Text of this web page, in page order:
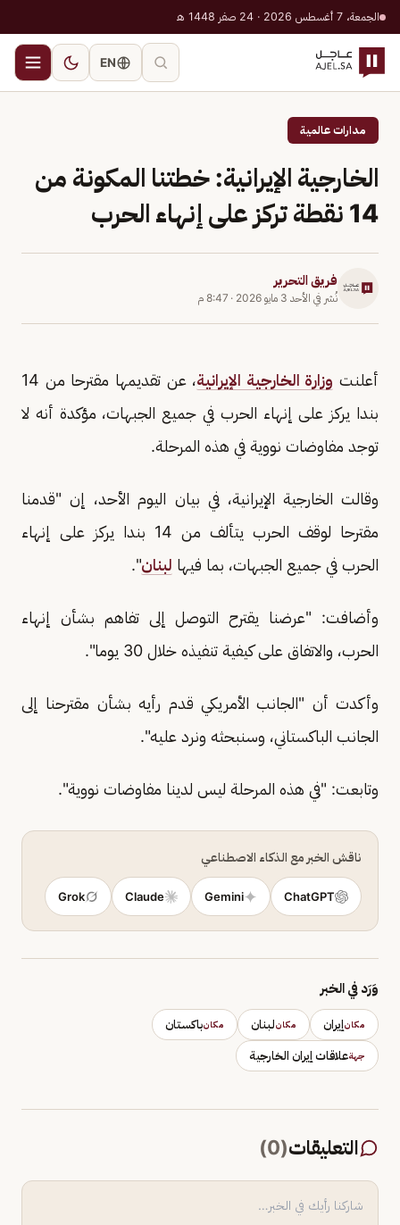
الجمعة، 7 أغسطس 2026 · 24 صفر 1448 هـ
EN
مدارات عالمية
الخارجية الإيرانية: خطتنا المكونة من
14 نقطة تركز على إنهاء الحرب
فريق التحرير
نُشر في الأحد 3 مايو 2026 · 8:47 م
أعلنت وزارة الخارجية الإيرانية
، عن تقديمها مقترحا من 14
بندا يركز على إنهاء الحرب في جميع الجبهات، مؤكدة أنه لا
توجد مفاوضات نووية في هذه المرحلة.
وقالت الخارجية الإيرانية، في بيان اليوم الأحد، إن "قدمنا
مقترحا لوقف الحرب يتألف من 14 بندا يركز على إنهاء
الحرب في جميع الجبهات، بما فيها لبنان".
وأضافت: "عرضنا يقترح التوصل إلى تفاهم بشأن إنهاء
الحرب، والاتفاق على كيفية تنفيذه خلال 30 يوما".
وأكدت أن "الجانب الأمريكي قدم رأيه بشأن مقترحنا إلى
الجانب الباكستاني، وسنبحثه ونرد عليه".
وتابعت: "في هذه المرحلة ليس لدينا مفاوضات نووية".
ناقش الخبر مع الذكاء الاصطناعي
ChatGPT
Gemini
Claude
Grok
وَرَد في الخبر
مكانإيران مكانلبنان مكانباكستان
جهةعلاقات إيران الخارجية
التعليقات(
0
)